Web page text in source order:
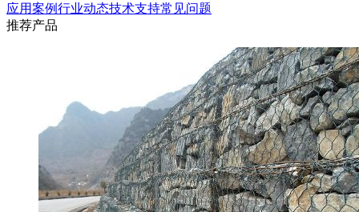
应用案例行业动态技术支持常见问题
推荐产品